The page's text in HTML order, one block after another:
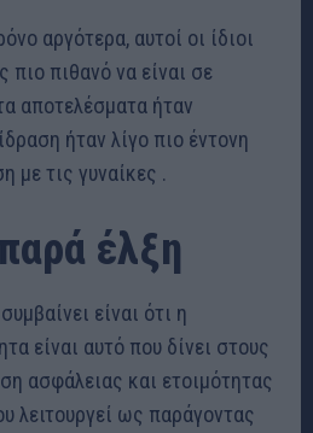
αργότερα, αυτοί οι ίδιοι
πιθανό να είναι σε
αποτελέσματα ήταν
ήταν λίγο πιο έντονη
με τις γυναίκες .
έλξη
είναι ότι η
είναι αυτό που δίνει στους
ασφάλειας και ετοιμότητας
λειτουργεί ως παράγοντας